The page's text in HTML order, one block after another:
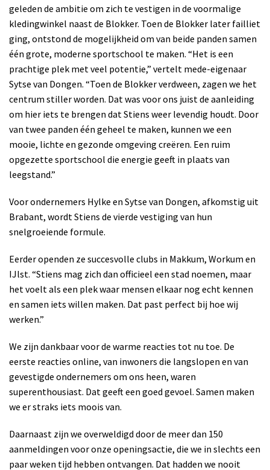
geleden de ambitie om zich te vestigen in de voormalige
kledingwinkel naast de Blokker. Toen de Blokker later failliet
ging, ontstond de mogelijkheid om van beide panden samen
één grote, moderne sportschool te maken. “Het is een
prachtige plek met veel potentie,” vertelt mede-eigenaar
Sytse van Dongen. “Toen de Blokker verdween, zagen we het
centrum stiller worden. Dat was voor ons juist de aanleiding
om hier iets te brengen dat Stiens weer levendig houdt. Door
van twee panden één geheel te maken, kunnen we een
mooie, lichte en gezonde omgeving creëren. Een ruim
opgezette sportschool die energie geeft in plaats van
leegstand.”
Voor ondernemers Hylke en Sytse van Dongen, afkomstig uit
Brabant, wordt Stiens de vierde vestiging van hun
snelgroeiende formule.
Eerder openden ze succesvolle clubs in Makkum, Workum en
IJlst. “Stiens mag zich dan officieel een stad noemen, maar
het voelt als een plek waar mensen elkaar nog echt kennen
en samen iets willen maken. Dat past perfect bij hoe wij
werken.”
We zijn dankbaar voor de warme reacties tot nu toe. De
eerste reacties online, van inwoners die langslopen en van
gevestigde ondernemers om ons heen, waren
superenthousiast. Dat geeft een goed gevoel. Samen maken
we er straks iets moois van.
Daarnaast zijn we overweldigd door de meer dan 150
aanmeldingen voor onze openingsactie, die we in slechts een
paar weken tijd hebben ontvangen. Dat hadden we nooit